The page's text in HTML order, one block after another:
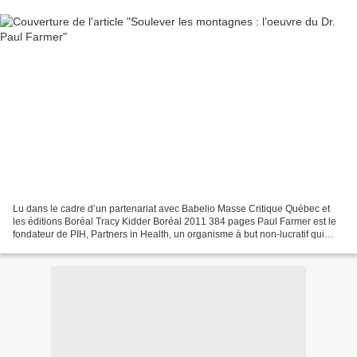
Lu dans le cadre d’un partenariat avec Babelio Masse Critique Québec et
les éditions Boréal Tracy Kidder Boréal 2011 384 pages Paul Farmer est le
fondateur de PIH, Partners in Health, un organisme à but non-lucratif qui